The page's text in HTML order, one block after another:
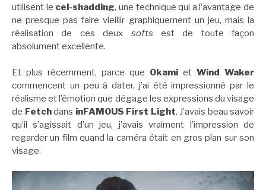
utilisent le cel-shadding, une technique qui a l’avantage de
ne presque pas faire vieillir graphiquement un jeu, mais la
réalisation de ces deux softs est de toute façon
absolument excellente.
Et plus récemment, parce que Okami et Wind Waker
commencent un peu à dater, j’ai été impressionné par le
réalisme et l’émotion que dégage les expressions du visage
de Fetchdans inFAMOUS First Light. J’avais beau savoir
qu’il s’agissait d’un jeu, j’avais vraiment l’impression de
regarder un film quand la caméra était en gros plan sur son
visage.